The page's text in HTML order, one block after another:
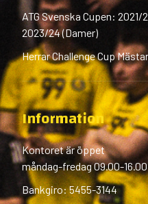
ATG Svenska Cupen: 2021/
2023/24 (Damer)
Herrar Challenge Cup
Information
Kontoret är öppet
måndag-fredag 09.00-16.00
Bankgiro: 5455-3144